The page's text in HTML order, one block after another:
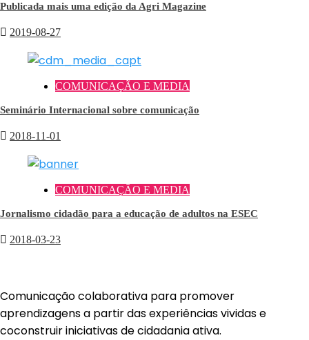
Publicada mais uma edição da Agri Magazine
2019-08-27
COMUNICAÇÃO E MEDIA
Seminário Internacional sobre comunicação
2018-11-01
COMUNICAÇÃO E MEDIA
Jornalismo cidadão para a educação de adultos na ESEC
2018-03-23
Comunicação colaborativa para promover
aprendizagens a partir das experiências vividas e
coconstruir iniciativas de cidadania ativa.